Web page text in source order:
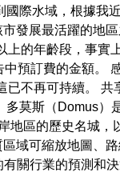
際水域，根據我
發展最活躍的地
的年齡段，事實
預訂費的金額。
已不再可持續。 共
莫斯（Domus）
地區的歷史名城，
域可縮放地圖、路
關行業的預測和